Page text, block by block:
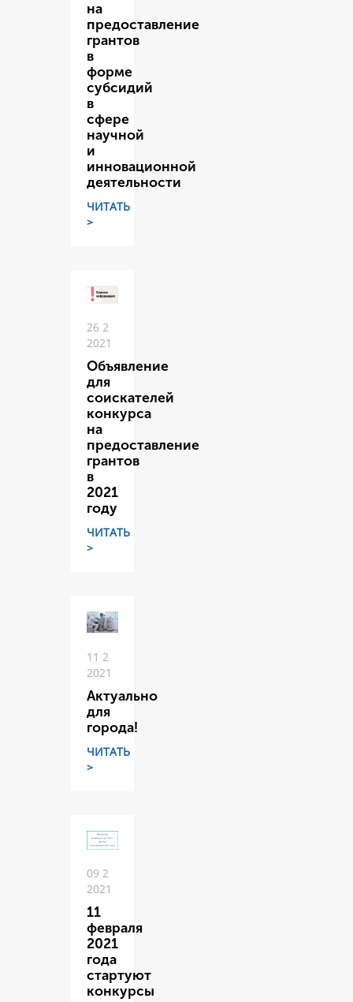
на
предоставление
грантов
в
форме
субсидий
в
сфере
научной
и
инновационной
деятельности
ЧИТАТЬ
>
26 2
2021
Объявление
для
соискателей
конкурса
на
предоставление
грантов
в
2021
году
ЧИТАТЬ
>
11 2
2021
Актуально
для
города!
ЧИТАТЬ
>
09 2
2021
11
февраля
2021
года
стартуют
конкурсы